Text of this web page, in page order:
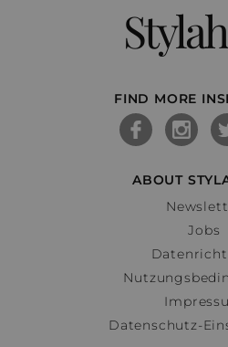
FIND MORE
ABOUT
Jobs
Datenschutz-